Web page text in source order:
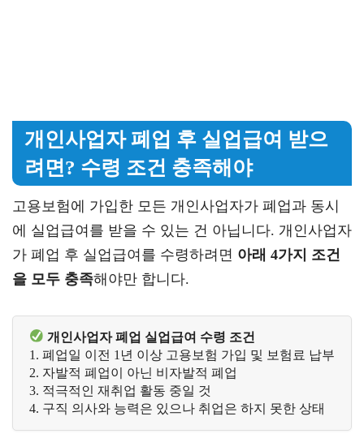
개인사업자 폐업 후 실업급여 받으
려면? 수령 조건 충족해야
고용보험에 가입한 모든 개인사업자가 폐업과 동시
에 실업급여를 받을 수 있는 건 아닙니다. 개인사업자
가 폐업 후 실업급여를 수령하려면 아래 4가지 조건
을 모두 충족해야만 합니다.
개인사업자 폐업 실업급여 수령 조건
1. 폐업일 이전 1년 이상 고용보험 가입 및 보험료 납부
2. 자발적 폐업이 아닌 비자발적 폐업
3. 적극적인 재취업 활동 중일 것
4. 구직 의사와 능력은 있으나 취업은 하지 못한 상태